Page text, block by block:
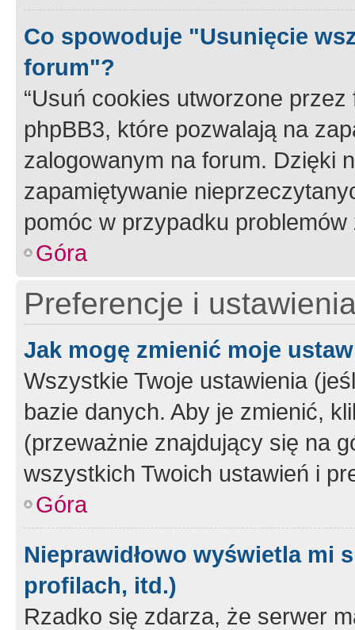
Co spowoduje "Usunięcie
forum"?
“Usuń cookies utworzone
phpBB3, które pozwalają na
zalogowanym na forum. Dzięki
zapamiętywanie
pomóc w przypadku
Góra
Preferencje i
Jak mogę zmienić moje
Wszystkie Twoje ustawienia
bazie danych. Aby je zmienić,
(przeważnie znajdujący się na
wszystkich Twoich ustawień i
Góra
Nieprawidłowo wyświetla mi
profilach, itd.)
Rzadko się zdarza, że serwer